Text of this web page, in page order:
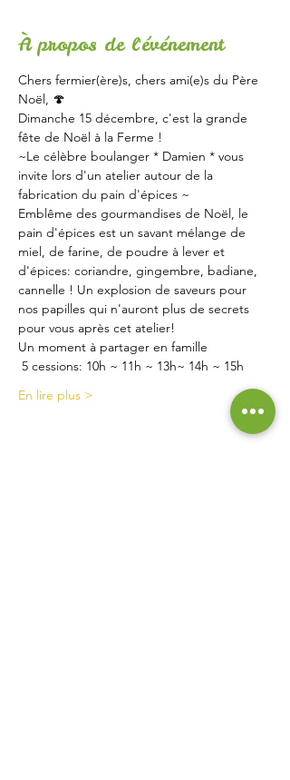
À propos de l'événement
Chers fermier(ère)s, chers ami(e)s du Père
Noël, 🍄
Dimanche 15 décembre, c'est la grande
fête de Noël à la Ferme !
~Le célèbre boulanger * Damien * vous
invite lors d'un atelier autour de la
fabrication du pain d'épices ~
Emblême des gourmandises de Noël, le
pain d'épices est un savant mélange de
miel, de farine, de poudre à lever et
d'épices: coriandre, gingembre, badiane,
cannelle ! Un explosion de saveurs pour
nos papilles qui n'auront plus de secrets
pour vous après cet atelier!
Un moment à partager en famille
5 cessions: 10h ~ 11h ~ 13h~ 14h ~ 15h
En lire plus >